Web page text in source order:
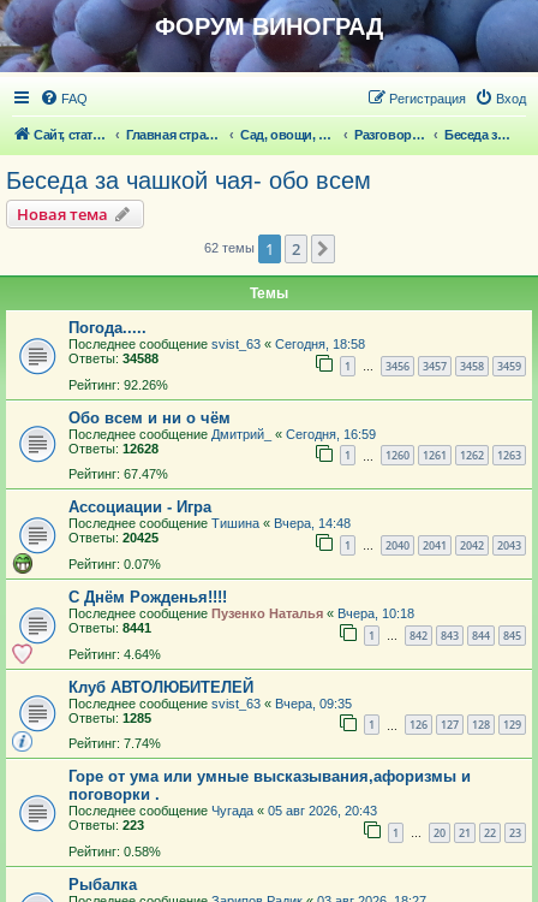
ФОРУМ ВИНОГРАД
FAQ Вход
Регистрация
Сайт, статьи Главная страница Сад, овощи, ягодники, цветы, беседка Разговоры обо всем что волнует Беседа за чашкой чая- обо всем
Беседа за чашкой чая- обо всем
Новая тема
62 темы 1 2
Темы
Погода.....
Последнее сообщение svist_63 « Сегодня, 18:58
Ответы: 34588 1 … 3456 3457 3458 3459
Рейтинг: 92.26%
Обо всем и ни о чём
Последнее сообщение Дмитрий_ « Сегодня, 16:59
Ответы: 12628 1 1260 1261 1262 1263
Рейтинг: 67.47%
Ассоциации - Игра
Последнее сообщение Тишина « Вчера, 14:48
Ответы: 20425 1 … 2040 2041 2042 2043
Рейтинг: 0.07%
С Днём Рожденья!!!!
Последнее сообщение Пузенко Наталья « Вчера, 10:18
Ответы: 8441 1 … 842 843 844 845
Рейтинг: 4.64%
Клуб АВТОЛЮБИТЕЛЕЙ
Последнее сообщение svist_63 « Вчера, 09:35
Ответы: 1285 1 126 127 128 129
Рейтинг: 7.74%
Горе от ума или умные высказывания,афоризмы и
поговорки .
Последнее сообщение Чугада « 05 авг 2026, 20:43
Ответы: 223 1 … 20 21 22 23
Рейтинг: 0.58%
Рыбалка